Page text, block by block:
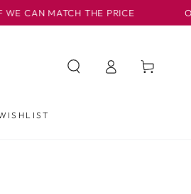
THE PRICE OUR
sesión
Carrito